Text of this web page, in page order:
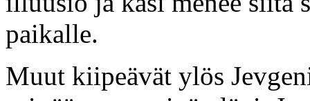
paikalle.
Muut kiipeävät ylös